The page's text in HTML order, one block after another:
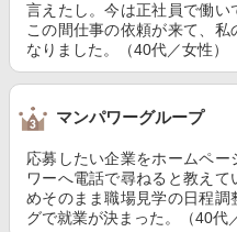
言えたし。今は正社員で働い
この間仕事の依頼が来て、私
なりました。（40代／女性）
マンパワーグループ
応募したい企業をホームペ
ワーへ電話で尋ねると教え
めそのまま職場見学の日程
グで就業が決まった。（40代